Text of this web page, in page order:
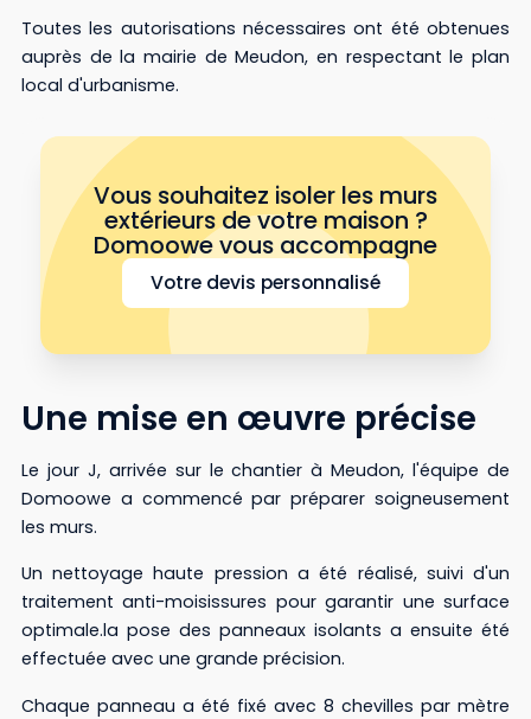
Toutes les autorisations nécessaires ont été obtenues
auprès de la mairie de Meudon, en respectant le plan
local d'urbanisme.
Vous souhaitez isoler les murs
extérieurs de votre maison ?
Domoowe vous accompagne
Votre devis personnalisé
Une mise en œuvre précise
Le jour J, arrivée sur le chantier à Meudon, l'équipe de
Domoowe a commencé par préparer soigneusement
les murs.
Un nettoyage haute pression a été réalisé, suivi d'un
traitement anti-moisissures pour garantir une surface
optimale.la pose des panneaux isolants a ensuite été
effectuée avec une grande précision.
Chaque panneau a été fixé avec 8 chevilles par mètre